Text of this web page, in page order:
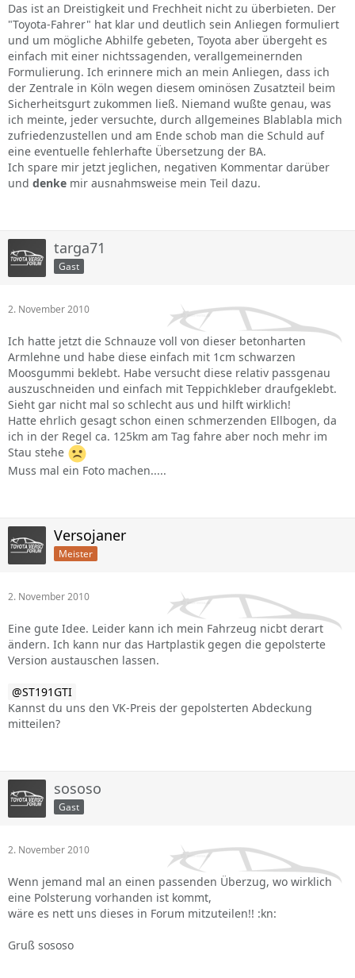
Das ist an Dreistigkeit und Frechheit nicht zu überbieten. Der
"Toyota-Fahrer" hat klar und deutlich sein Anliegen formuliert
und um mögliche Abhilfe gebeten, Toyota aber übergeht es
einfach mit einer nichtssagenden, verallgemeinernden
Formulierung. Ich erinnere mich an mein Anliegen, dass ich
der Zentrale in Köln wegen diesem ominösen Zusatzteil beim
Sicherheitsgurt zukommen ließ. Niemand wußte genau, was
ich meinte, jeder versuchte, durch allgemeines Blablabla mich
zufriedenzustellen und am Ende schob man die Schuld auf
eine eventuelle fehlerhafte Übersetzung der BA.
Ich spare mir jetzt jeglichen, negativen Kommentar darüber
und denke mir ausnahmsweise mein Teil dazu.
targa71
Gast
2. November 2010
Ich hatte jetzt die Schnauze voll von dieser betonharten
Armlehne und habe diese einfach mit 1cm schwarzen
Moosgummi beklebt. Habe versucht diese relativ passgenau
auszuschneiden und einfach mit Teppichkleber draufgeklebt.
Sieht gar nicht mal so schlecht aus und hilft wirklich!
Hatte ehrlich gesagt schon einen schmerzenden Ellbogen, da
ich in der Regel ca. 125km am Tag fahre aber noch mehr im
Stau stehe
Muss mal ein Foto machen.....
Versojaner
Meister
2. November 2010
Eine gute Idee. Leider kann ich mein Fahrzeug nicbt derart
ändern. Ich kann nur das Hartplastik gegen die gepolsterte
Version austauschen lassen.
ST191GTI
Kannst du uns den VK-Preis der gepolsterten Abdeckung
mitteilen?
sososo
Gast
2. November 2010
Wenn jemand mal an einen passenden Überzug, wo wirklich
eine Polsterung vorhanden ist kommt,
wäre es nett uns dieses in Forum mitzuteilen!! :kn:
Gruß sososo